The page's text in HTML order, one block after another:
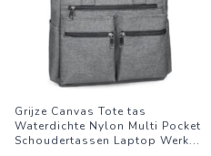
Grijze Canvas Tote tas
Waterdichte Nylon Multi Pocket
Schoudertassen Laptop Werk...